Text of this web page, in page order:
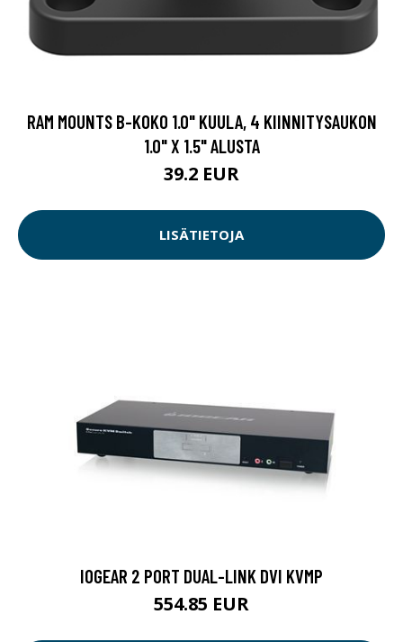
RAM MOUNTS B-KOKO 1.0" KUULA, 4 KIINNITYSAUKON
1.0" X 1.5" ALUSTA
39.2 EUR
LISÄTIETOJA
IOGEAR 2 PORT DUAL-LINK DVI KVMP
554.85 EUR